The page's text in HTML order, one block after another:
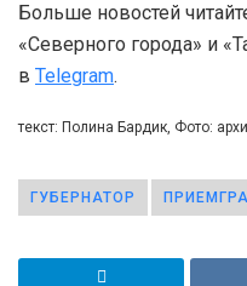
Больше новостей
«Северного города» и
в Telegram.
текст: Полина Бардик, Фото:
ГУБЕРНАТОР